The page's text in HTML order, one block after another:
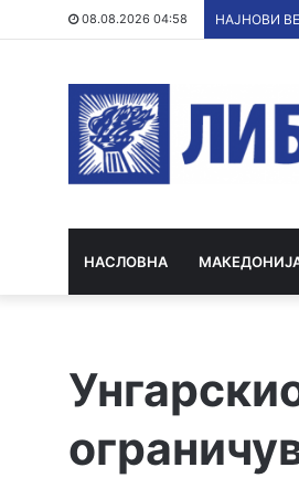
08.08.2026 04:58 НАЈНОВИ
НАСЛОВНА